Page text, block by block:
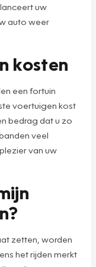
uw
auto weer
kosten
een fortuin
voertuigen kost
bedrag dat u zo
veel
van uw
zetten, worden
het rijden merkt